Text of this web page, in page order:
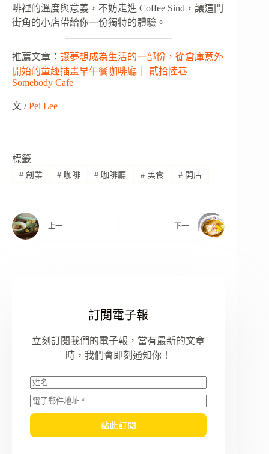
啡裡的溫度與意義，不妨走進 Coffee Sind，讓這間
街角的小店帶給你一份獨特的體驗。
推薦文章： 讓夢想成為生活的一部份，從倉庫意外
開始的童趣插畫早午餐咖啡廳｜ 貳拾陸巷
Somebody Cafe
文 /Pei Lee
標籤
#創業 #咖啡 # 咖啡廳 # 美食 # 開店
上一 下一
訂閱電子報
立刻訂閱我們的電子報，當有最新的文章
時，我們會即刻通知你！
點此訂閱